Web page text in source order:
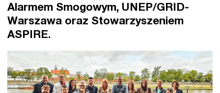
Alarmem Smogowym, UNEP/GRID-
Warszawa oraz Stowarzyszeniem
ASPIRE.